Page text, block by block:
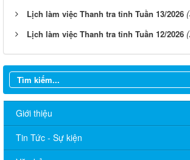
Lịch làm việc Thanh tra tỉnh Tuần 13/2026
Lịch làm việc Thanh tra tỉnh Tuần 12/2026
Giới thiệu
Tin Tức - Sự kiện